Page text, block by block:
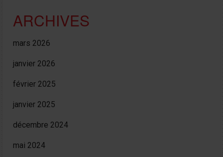
ARCHIVES
mars 2026
janvier 2026
février 2025
janvier 2025
décembre 2024
mai 2024